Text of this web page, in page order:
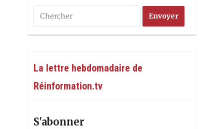
La lettre hebdomadaire de
Réinformation.tv
S'abonner